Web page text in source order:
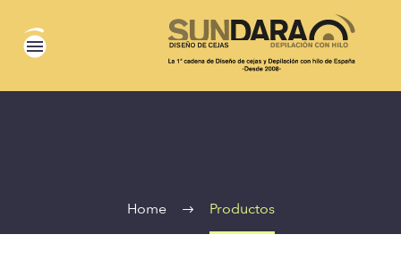
Home Productos